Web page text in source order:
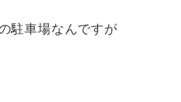
駐車場なんですが